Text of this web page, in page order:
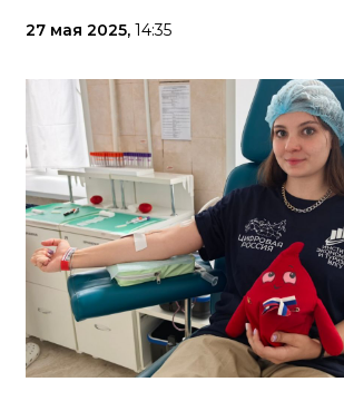
27 мая 2025, 14:35